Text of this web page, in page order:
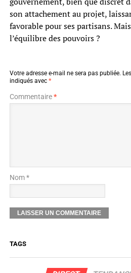
son attachement au projet,
favorable pour ses partisans.
l’équilibre des pouvoirs ?
Votre adresse e-mail ne sera pas publiée.
indiqués avec *
Commentaire*
Nom *
TAGS